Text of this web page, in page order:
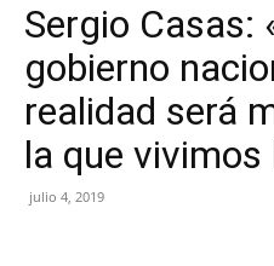
Sergio Casas:
gobierno
realidad será
la que vivimos
julio 4, 2019